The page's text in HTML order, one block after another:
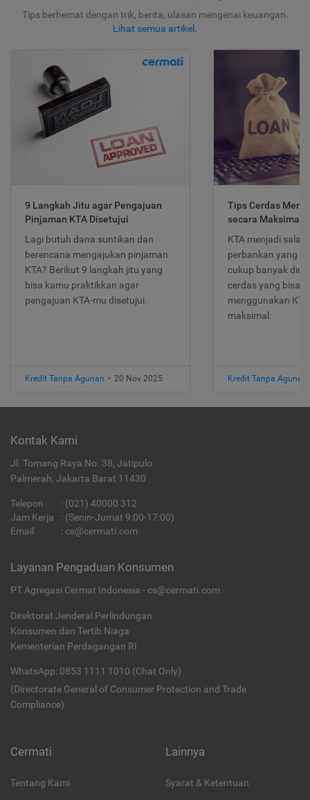
Tips berhemat dengan trik, berita, ulasan mengenai keuangan.
Lihat semua artikel .
9 Langkah Jitu agar Pengajuan
Pinjaman KTA Disetujui
Lagi butuh dana suntikan dan
berencana mengajukan pinjaman
KTA? Berikut 9 langkah jitu yang
bisa kamu praktikkan agar
pengajuan KTA-mu disetujui.
Kredit Tanpa Agunan • 20 Nov 2025
Tips Cerdas
secara Maksimal
KTA menjadi
perbankan yang
cukup banyak
cerdas yang bisa
menggunakan
maksimal:
Kredit Tanpa Agunan
Kontak Kami
Jl. Tomang Raya No. 38, Jatipulo
Palmerah, Jakarta Barat 11430
Telepon : (021) 40000 312
Jam Kerja
: (Senin-Jumat 9:00-17:00)
Email
: cs@cermati.com
Layanan Pengaduan Konsumen
PT Agregasi Cermat Indonesia - cs@cermati.com
Direktorat Jenderal Perlindungan
Konsumen dan Tertib Niaga
Kementerian Perdagangan RI
WhatsApp: 0853 1111 1010 (Chat Only)
(Directorate General of Consumer Protection and Trade
Compliance)
Cermati
Tentang Kami
Lainnya
Syarat & Ketentuan